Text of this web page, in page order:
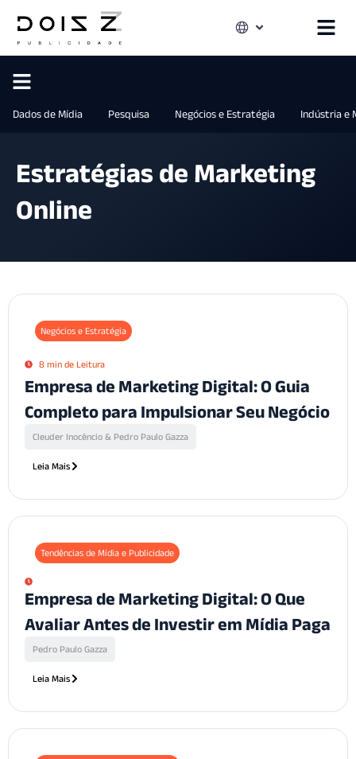
Dados de Mídia Pesquisa Negócios e Estratégia Indústria e
Estratégias de Marketing
Online
Negócios e Estratégia
8 min de Leitura
Empresa de Marketing Digital: O Guia
Completo para Impulsionar Seu Negócio
Cleuder Inocêncio & Pedro Paulo Gazza
Leia Mais
Tendências de Mídia e Publicidade
Empresa de Marketing Digital: O Que
Avaliar Antes de Investir em Mídia Paga
Pedro Paulo Gazza
Leia Mais